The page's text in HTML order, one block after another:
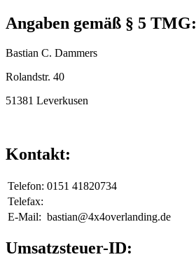
Angaben gemäß § 5 TMG:
Bastian C. Dammers
Rolandstr. 40
51381 Leverkusen
Kontakt:
Telefon: 0151 41820734
Telefax:
E-Mail: bastian@4x4overlanding.de
Umsatzsteuer-ID: